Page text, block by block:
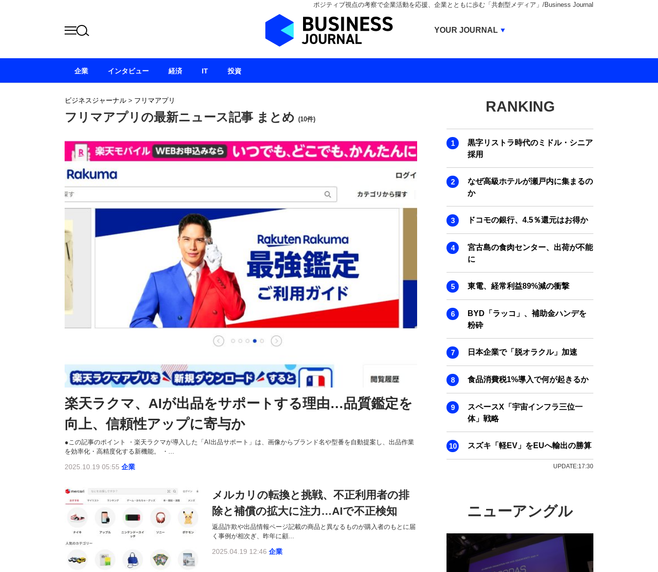
ポジティブ視点の考察で企業活動を応援、企業とともに歩む「共創型メディア」/Business Journal
ビジネスジャーナル > フリマアプリ
フリマアプリの最新ニュース記事 まとめ (10件)
楽天ラクマ、AIが出品をサポートする理由…品質鑑定を
向上、信頼性アップに寄与か
●この記事のポイント ・楽天ラクマが導入した「AI出品サポート」は、画像からブランド名や型番を自動提案し、出品作業
を効率化・高精度化する新機能。 ・...
2025.10.19 05:55 企業
メルカリの転換と挑戦、不正利用者の排
除と補償の拡大に注力…AIで不正検知
返品詐欺や出品情報ページ記載の商品と異なるものが購入者のもとに届
く事例が相次ぎ、昨年に顧...
2025.04.19 12:46 企業
RANKING
黒字リストラ時代のミドル・シニア
採用
なぜ高級ホテルが瀬戸内に集まるの
か
ドコモの銀行、4.5％還元はお得か
宮古島の食肉センター、出荷が不能
に
東電、経常利益89%減の衝撃
BYD「ラッコ」、補助金ハンデを
粉砕
日本企業で「脱オラクル」加速
食品消費税1%導入で何が起きるか
スペースX「宇宙インフラ三位一
体」戦略
スズキ「軽EV」をEUへ輸出の勝算
UPDATE:17:30
ニューアングル
企業 インタビュー 経済 IT 投資
YOUR JOURNAL
BUSINESS JOURNAL
IVS JOURNAL
ENERGY MANAGEMENT JOURNAL
INBOUND JOURNAL
LIFE ENDING JOURNAL
AI JOURNAL
SMART MARKETING JOURNAL
ADOPTABLE DOG JOURNAL